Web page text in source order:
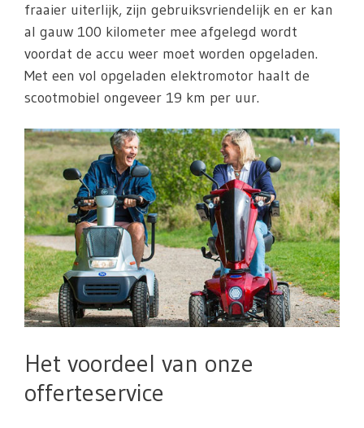
fraaier uiterlijk, zijn gebruiksvriendelijk en er kan
al gauw 100 kilometer mee afgelegd wordt
voordat de accu weer moet worden opgeladen.
Met een vol opgeladen elektromotor haalt de
scootmobiel ongeveer 19 km per uur.
Het voordeel van onze
offerteservice